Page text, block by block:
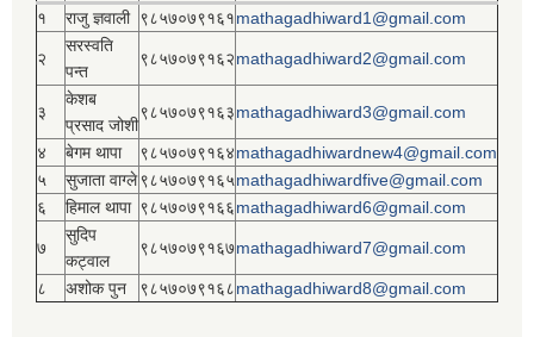
१ राजु ज्ञवाली ९८५७०७९१६१mathagadhiward1@gmail.com
२
सरस्वति
पन्त
९८५७०७९१६२mathagadhiward2@gmail.com
३
केशब
प्रसाद जोशी
९८५७०७९१६३mathagadhiward3@gmail.com
४ बेगम थापा ९८५७०७९१६४mathagadhiwardnew4@gmail.com
५
सुजाता वाग्ले९८५७०७९१६५mathagadhiwardfive@gmail.com
६
हिमाल थापा ९८५७०७९१६६mathagadhiward6@gmail.com
७
सुदिप
कट्वाल
९८५७०७९१६७mathagadhiward7@gmail.com
८ अशोक पुन ९८५७०७९१६८mathagadhiward8@gmail.com